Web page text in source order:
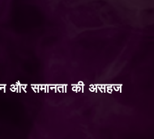
और समानता की असहज